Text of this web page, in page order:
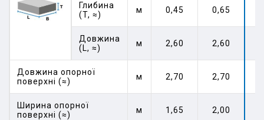
Глибина
(T, ≈)
м 0,45 0,65
Довжина
(L, ≈)
м 2,60 2,60
Довжина опорної
поверхні (≈)
м 2,70 2,70
Ширина опорної
поверхні (≈)
м 1,65 2,00